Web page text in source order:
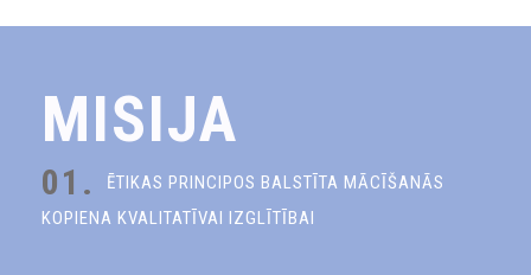
MISIJA
01.
ĒTIKAS PRINCIPOS BALSTĪTA MĀCĪŠANĀS
KOPIENA KVALITATĪVAI IZGLĪTĪBAI